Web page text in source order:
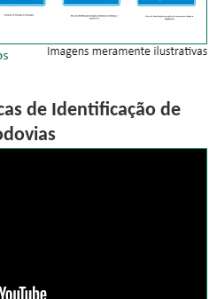
de Identificação de